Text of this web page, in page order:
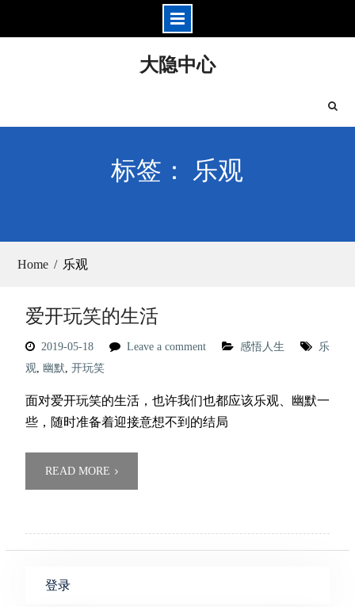
大隐中心
标签： 乐观
Home 乐观
爱开玩笑的生活
2019-05-18 Leave a comment 感悟人生
乐
观, 幽默, 开玩笑
面对爱开玩笑的生活，也许我们也都应该乐观、幽默一
些，随时准备着迎接意想不到的结局
READ MORE
登录